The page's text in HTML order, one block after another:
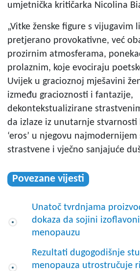
umjetnička kritičarka Nicolina
„Vitke ženske figure s vijugavim
pretjerano provokativne, već
prozirnim atmosferama,
prolaznim, koje evociraju
Uvijek u gracioznoj mješavini
između gracioznosti i fantazije,
dekontekstualizirane
da izlaze iz unutarnje stvarnosti
‘eros’ u njegovu najmodernijem
strastvene i vječno sanjajuće
Povezane vijesti
Unatoč tvrdnjama
dokaza da sojini
menopauzu
Rezultati dugogodišnje
menopauza utrostručuje